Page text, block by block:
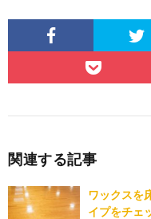
関連する記事
ワックスを
イプをチェ